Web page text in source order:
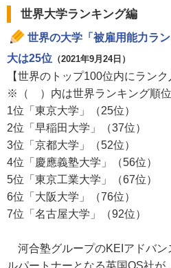
世界大学ランキング編
世界の大学「被雇用能力ラ
大は25位 （2021年9月24日）
【世界のトップ100位内にラン
※（ ）内は世界ランキング順位
1位「東京大学」（25位）
2位「早稲田大学」（37位）
3位「京都大学」（52位）
4位「慶應義塾大学」（56位）
5位「東京工業大学」（67位）
6位「大阪大学」（76位）
7位「名古屋大学」（92位）
河合塾グループのKEIアドバン